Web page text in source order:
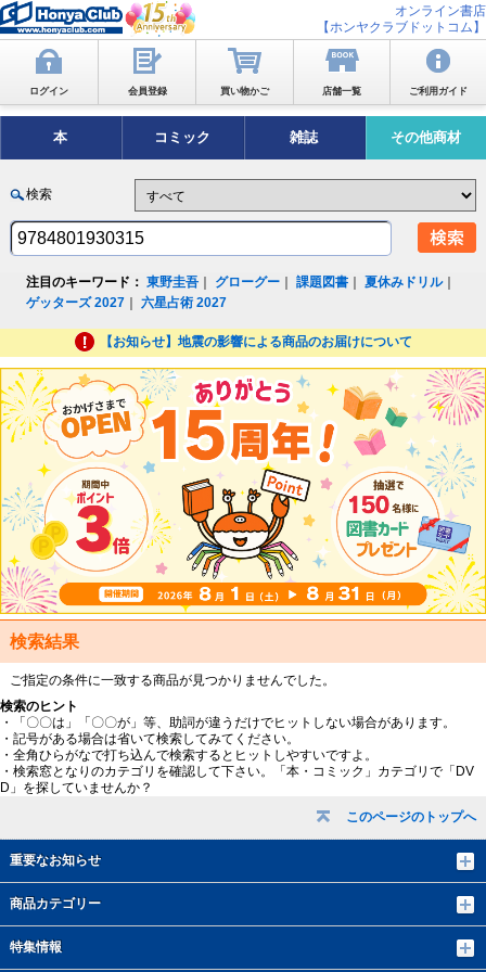
オンライン書店
【ホンヤクラブドットコム】
ログイン 会員登録 買い物かご 店舗一覧 ご利用ガイド
本 コミック 雑誌 その他商材
検索
注目のキーワード： 東野圭吾 グローグー ｜課題図書 ｜夏休みドリル｜
ゲッターズ 2027 ｜六星占術 2027
【お知らせ】地震の影響による商品のお届けについて
このページのトップへ
重要なお知らせ
商品カテゴリー
特集情報
検索結果
ご指定の条件に一致する商品が見つかりませんでした。
検索のヒント
・「〇〇は」「〇〇が」等、助詞が違うだけでヒットしない場合があります。
・記号がある場合は省いて検索してみてください。
・全角ひらがなで打ち込んで検索するとヒットしやすいですよ。
・検索窓となりのカテゴリを確認して下さい。「本・コミック」カテゴリで「DV
D」を探していませんか？